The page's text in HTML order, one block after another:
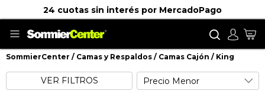
24 cuotas sin interés por MercadoPago
Buscar
SommierCenter Camas y Respaldos Camas Cajón King
King VER FILTROS